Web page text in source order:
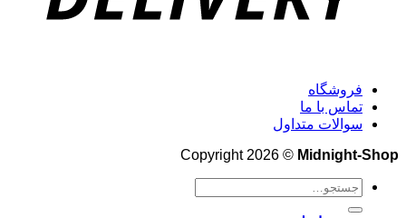
فروشگاه
تماس با ما
سوالات متداول
Copyright 2026 © Midnight-Shop
جستجو